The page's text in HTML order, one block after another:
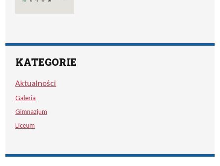
KATEGORIE
Aktualności
Galeria
Gimnazjum
Liceum